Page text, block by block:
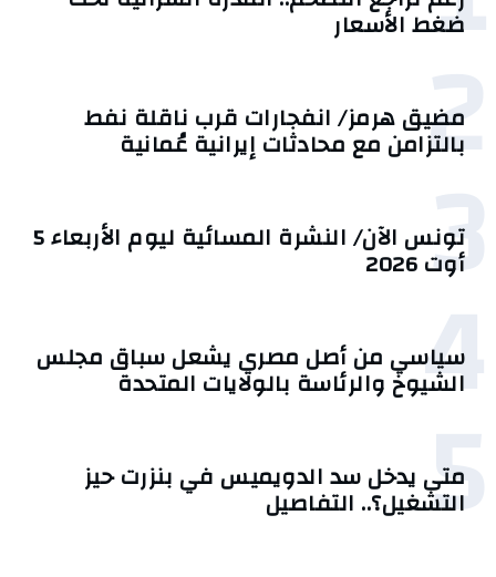
ضغط الأسعار
2
مضيق هرمز/ انفجارات قرب ناقلة نفط
بالتزامن مع محادثات إيرانية عُمانية
3 تونس الآن/ النشرة المسائية ليوم الأربعاء 5
أوت 2026
4
سياسي من أصل مصري يشعل سباق مجلس
الشيوخ والرئاسة بالولايات المتحدة
5
متى يدخل سد الدويميس في بنزرت حيز
التشغيل؟.. التفاصيل